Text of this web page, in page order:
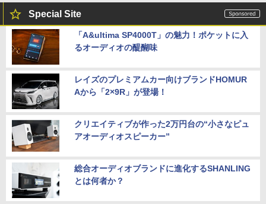
Special Site
「A&ultima SP4000T」の魅力！ポケットに入
るオーディオの醍醐味
レイズのプレミアムカー向けブランドHOMUR
Aから「2×9R」が登場！
クリエイティブが作った2万円台の“小さなピュ
アオーディオスピーカー”
総合オーディオブランドに進化するSHANLING
とは何者か？